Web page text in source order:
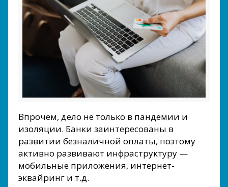
Впрочем, дело не только в пандемии и
изоляции. Банки заинтересованы в
развитии безналичной оплаты, поэтому
активно развивают инфраструктуру —
мобильные приложения, интернет-
эквайринг и т.д.